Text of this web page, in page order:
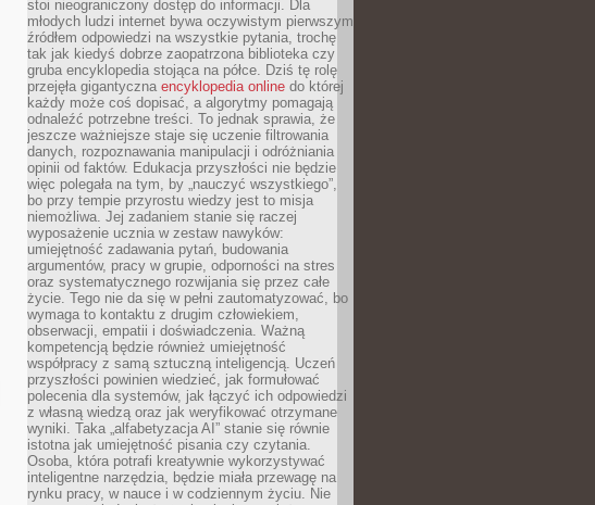
stoi nieograniczony dostęp do informacji. Dla
młodych ludzi internet bywa oczywistym pierwszym
źródłem odpowiedzi na wszystkie pytania, trochę
tak jak kiedyś dobrze zaopatrzona biblioteka czy
gruba encyklopedia stojąca na półce. Dziś tę rolę
przejęła gigantyczna encyklopedia online do której
każdy może coś dopisać, a algorytmy pomagają
odnaleźć potrzebne treści. To jednak sprawia, że
jeszcze ważniejsze staje się uczenie filtrowania
danych, rozpoznawania manipulacji i odróżniania
opinii od faktów. Edukacja przyszłości nie będzie
więc polegała na tym, by „nauczyć wszystkiego”,
bo przy tempie przyrostu wiedzy jest to misja
niemożliwa. Jej zadaniem stanie się raczej
wyposażenie ucznia w zestaw nawyków:
umiejętność zadawania pytań, budowania
argumentów, pracy w grupie, odporności na stres
oraz systematycznego rozwijania się przez całe
życie. Tego nie da się w pełni zautomatyzować, bo
wymaga to kontaktu z drugim człowiekiem,
obserwacji, empatii i doświadczenia. Ważną
kompetencją będzie również umiejętność
współpracy z samą sztuczną inteligencją. Uczeń
przyszłości powinien wiedzieć, jak formułować
polecenia dla systemów, jak łączyć ich odpowiedzi
z własną wiedzą oraz jak weryfikować otrzymane
wyniki. Taka „alfabetyzacja AI” stanie się równie
istotna jak umiejętność pisania czy czytania.
Osoba, która potrafi kreatywnie wykorzystywać
inteligentne narzędzia, będzie miała przewagę na
rynku pracy, w nauce i w codziennym życiu. Nie